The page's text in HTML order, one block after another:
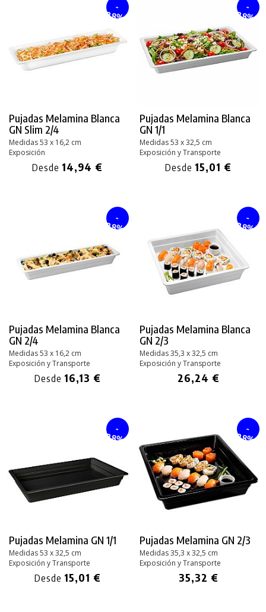
-
28%
Pujadas Melamina Blanca
GN Slim 2/4
Medidas 53 x 16,2 cm
Exposición
Desde 14,94 €
-
28%
Pujadas Melamina Blanca
GN 1/1
Medidas 53 x 32,5 cm
Exposición y Transporte
Desde 15,01 €
-
28%
Pujadas Melamina Blanca
GN 2/4
Medidas 53 x 16,2 cm
Exposición y Transporte
Desde 16,13 €
-
28%
Pujadas Melamina Blanca
GN 2/3
Medidas 35,3 x 32,5 cm
Exposición y Transporte
26,24 €
-
28%
Pujadas Melamina GN 1/1
Medidas 53 x 32,5 cm
Exposición y Transporte
Desde 15,01 €
-
28%
Pujadas Melamina GN 2/3
Medidas 35,3 x 32,5 cm
Exposición y Transporte
35,32 €